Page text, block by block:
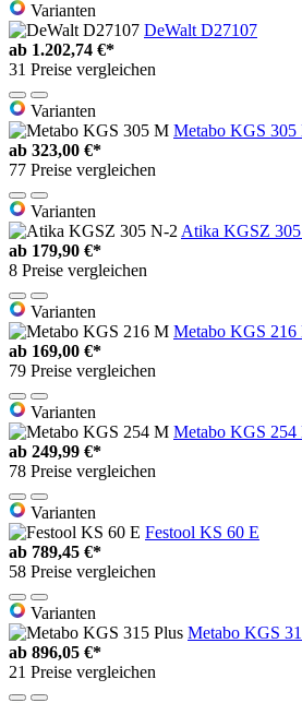
Varianten
DeWalt D27107
ab 1.202,74 €*
31 Preise vergleichen
Varianten
Metabo KGS 305
ab 323,00 €*
77 Preise vergleichen
Varianten
Atika KGSZ
ab 179,90 €*
8 Preise vergleichen
Varianten
Metabo KGS 216
ab 169,00 €*
79 Preise vergleichen
Varianten
Metabo KGS 254
ab 249,99 €*
78 Preise vergleichen
Varianten
Festool KS 60 E
ab 789,45 €*
58 Preise vergleichen
Varianten
Metabo KGS
ab 896,05 €*
21 Preise vergleichen